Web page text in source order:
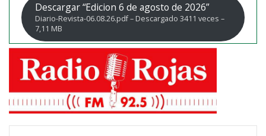
Descargar “Edicion 6 de agosto de 2026”
Diario-Revista-06.08.26.pdf – Descargado 3411 veces –
7,11 MB